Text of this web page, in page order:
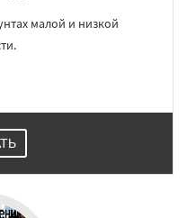
малой и низкой